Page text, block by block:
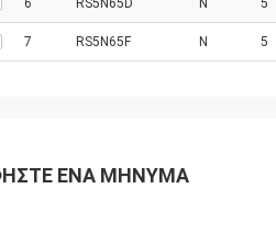
6 RS5N65D N 5
7 RS5N65F N 5
ΈΝΑ ΜΉΝΥΜΑ